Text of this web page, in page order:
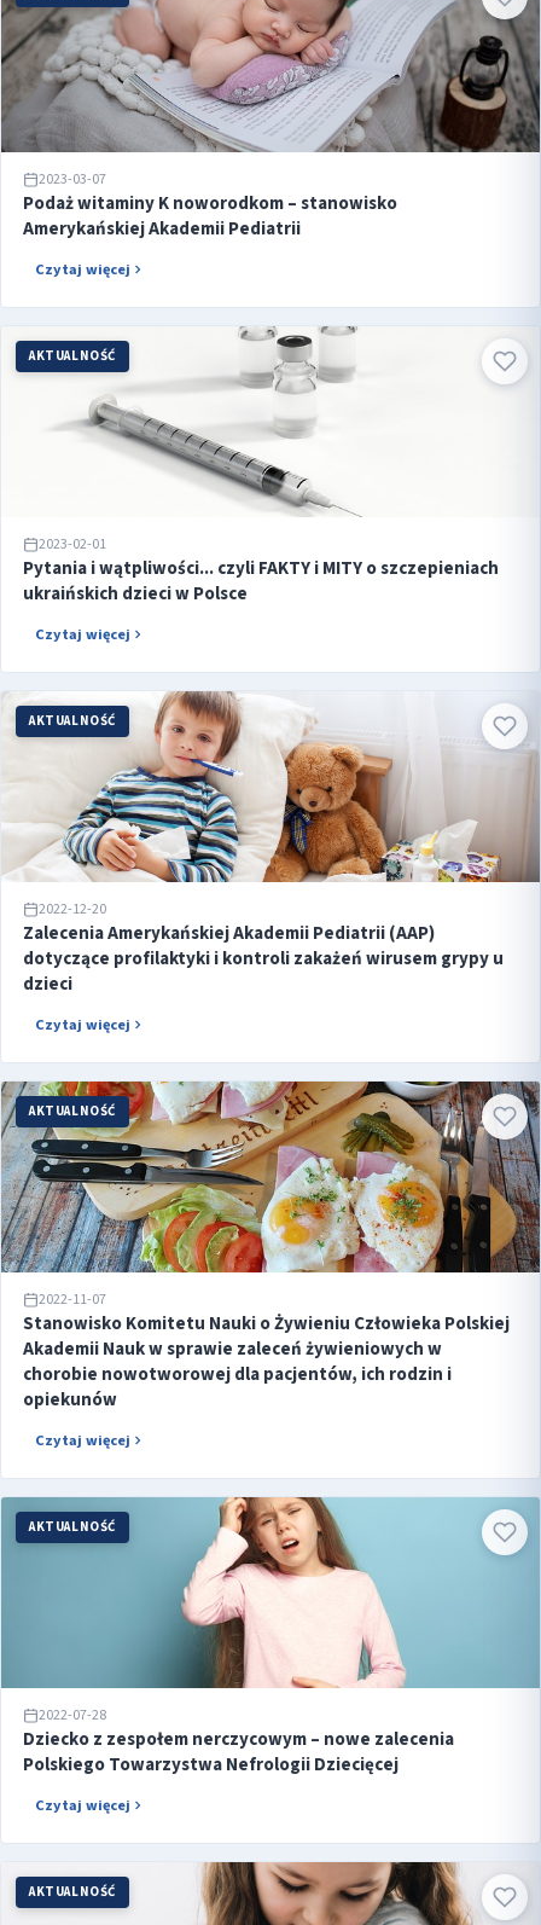
2023-03-07
Podaż witaminy K noworodkom – stanowisko
Amerykańskiej Akademii Pediatrii
Czytaj więcej
AKTUALNOŚĆ
2023-02-01
Pytania i wątpliwości... czyli FAKTY i MITY o szczepieniach
ukraińskich dzieci w Polsce
Czytaj więcej
AKTUALNOŚĆ
2022-12-20
Zalecenia Amerykańskiej Akademii Pediatrii (AAP)
dotyczące profilaktyki i kontroli zakażeń wirusem grypy u
dzieci
Czytaj więcej
AKTUALNOŚĆ
2022-11-07
Stanowisko Komitetu Nauki o Żywieniu Człowieka Polskiej
Akademii Nauk w sprawie zaleceń żywieniowych w
chorobie nowotworowej dla pacjentów, ich rodzin i
opiekunów
Czytaj więcej
AKTUALNOŚĆ
2022-07-28
Dziecko z zespołem nerczycowym – nowe zalecenia
Polskiego Towarzystwa Nefrologii Dziecięcej
Czytaj więcej
AKTUALNOŚĆ